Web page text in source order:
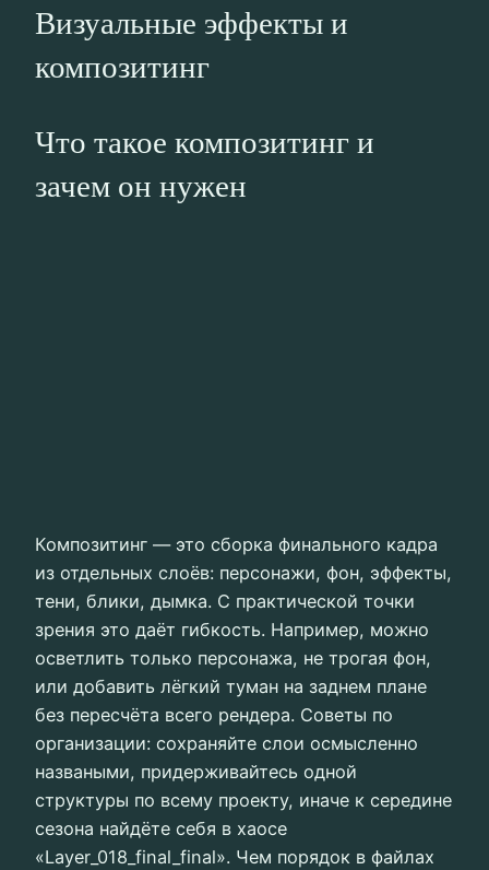
Визуальные эффекты и
композитинг
Что такое композитинг и
зачем он нужен
Композитинг — это сборка финального кадра
из отдельных слоёв: персонажи, фон, эффекты,
тени, блики, дымка. С практической точки
зрения это даёт гибкость. Например, можно
осветлить только персонажа, не трогая фон,
или добавить лёгкий туман на заднем плане
без пересчёта всего рендера. Советы по
организации: сохраняйте слои осмысленно
назваными, придерживайтесь одной
структуры по всему проекту, иначе к середине
сезона найдёте себя в хаосе
«Layer_018_final_final». Чем порядок в файлах